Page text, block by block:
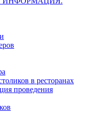
в ресторанах
проведения